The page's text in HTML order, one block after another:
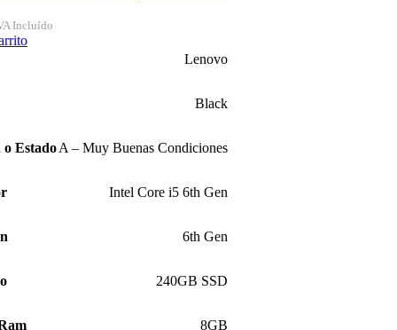
Incluído
Lenovo
Black
EstadoA – Muy Buenas Condiciones
Intel Core i5 6th Gen
6th Gen
240GB SSD
8GB